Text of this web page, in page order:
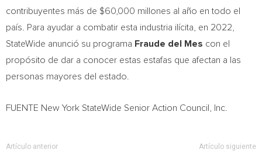
contribuyentes más de $60,000 millones al año en todo el
país. Para ayudar a combatir esta industria ilícita, en 2022,
StateWide anunció su programa Fraude del Mes con el
propósito de dar a conocer estas estafas que afectan a las
personas mayores del estado.
FUENTE New York StateWide Senior Action Council, Inc.
Artículo anterior Artículo siguiente